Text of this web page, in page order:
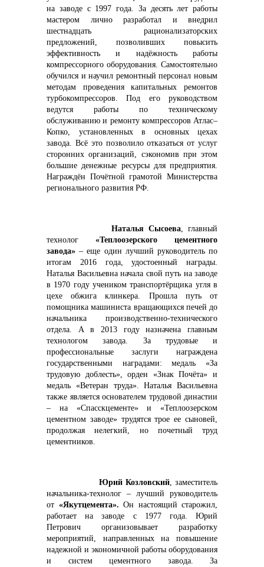
info@vostokcement.ru
на заводе с 1997 года. За десять лет работы
мастером лично разработал и внедрил
шестнадцать рационализаторских
предложений, позволивших повысить
эффективность и надёжность работы
компрессорного оборудования. Самостоятельно
обучился и научил ремонтный персонал новым
методам проведения капитальных ремонтов
турбокомпрессоров. Под его руководством
ведутся работы по техническому
обслуживанию и ремонту компрессоров Атлас–
Копко, установленных в основных цехах
завода. Всё это позволило отказаться от услуг
сторонних организаций, сэкономив при этом
большие денежные ресурсы для предприятия.
Награждён Почётной грамотой Министерства
регионального развития РФ.
Наталья Сысоева, главный
технолог «Теплоозерского цементного
завода» – еще один лучший руководитель по
итогам 2016 года, удостоенный награды.
Наталья Васильевна начала свой путь на заводе
в 1970 году учеником транспортёрщика угля в
цехе обжига клинкера. Прошла путь от
помощника машиниста вращающихся печей до
начальника производственно-технического
отдела. А в 2013 году назначена главным
технологом завода. За трудовые и
профессиональные заслуги награждена
государственными наградами: медаль «За
трудовую доблесть», орден «Знак Почёта» и
медаль «Ветеран труда». Наталья Васильевна
также является основателем трудовой династии
– на «Спасскцементе» и «Теплоозерском
цементном заводе» трудятся трое ее сыновей,
продолжая нелегкий, но почетный труд
цементников.
Юрий Козловский, заместитель
начальника-технолог – лучший руководитель
от «Якутцемента». Он настоящий старожил,
работает на заводе с 1977 года. Юрий
Петрович организовывает разработку
мероприятий, направленных на повышение
надежной и экономичной работы оборудования
и систем цементного завода. За